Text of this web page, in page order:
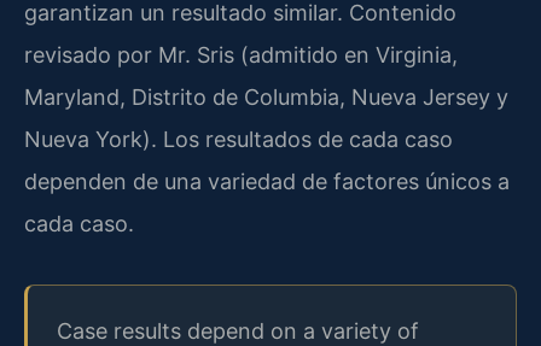
garantizan un resultado similar. Contenido
revisado por Mr. Sris (admitido en Virginia,
Maryland, Distrito de Columbia, Nueva Jersey y
Nueva York). Los resultados de cada caso
dependen de una variedad de factores únicos a
cada caso.
Case results depend on a variety of